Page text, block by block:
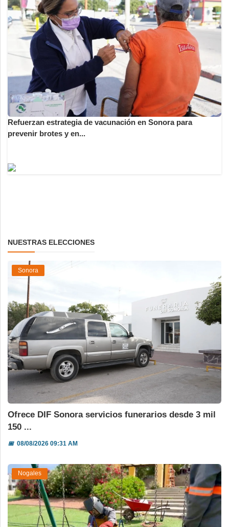
Refuerzan estrategia de vacunación en Sonora para
prevenir brotes y en...
NUESTRAS ELECCIONES
Sonora
Ofrece DIF Sonora servicios funerarios desde 3 mil
150 ...
📅08/08/2026 09:31 AM
Nogales